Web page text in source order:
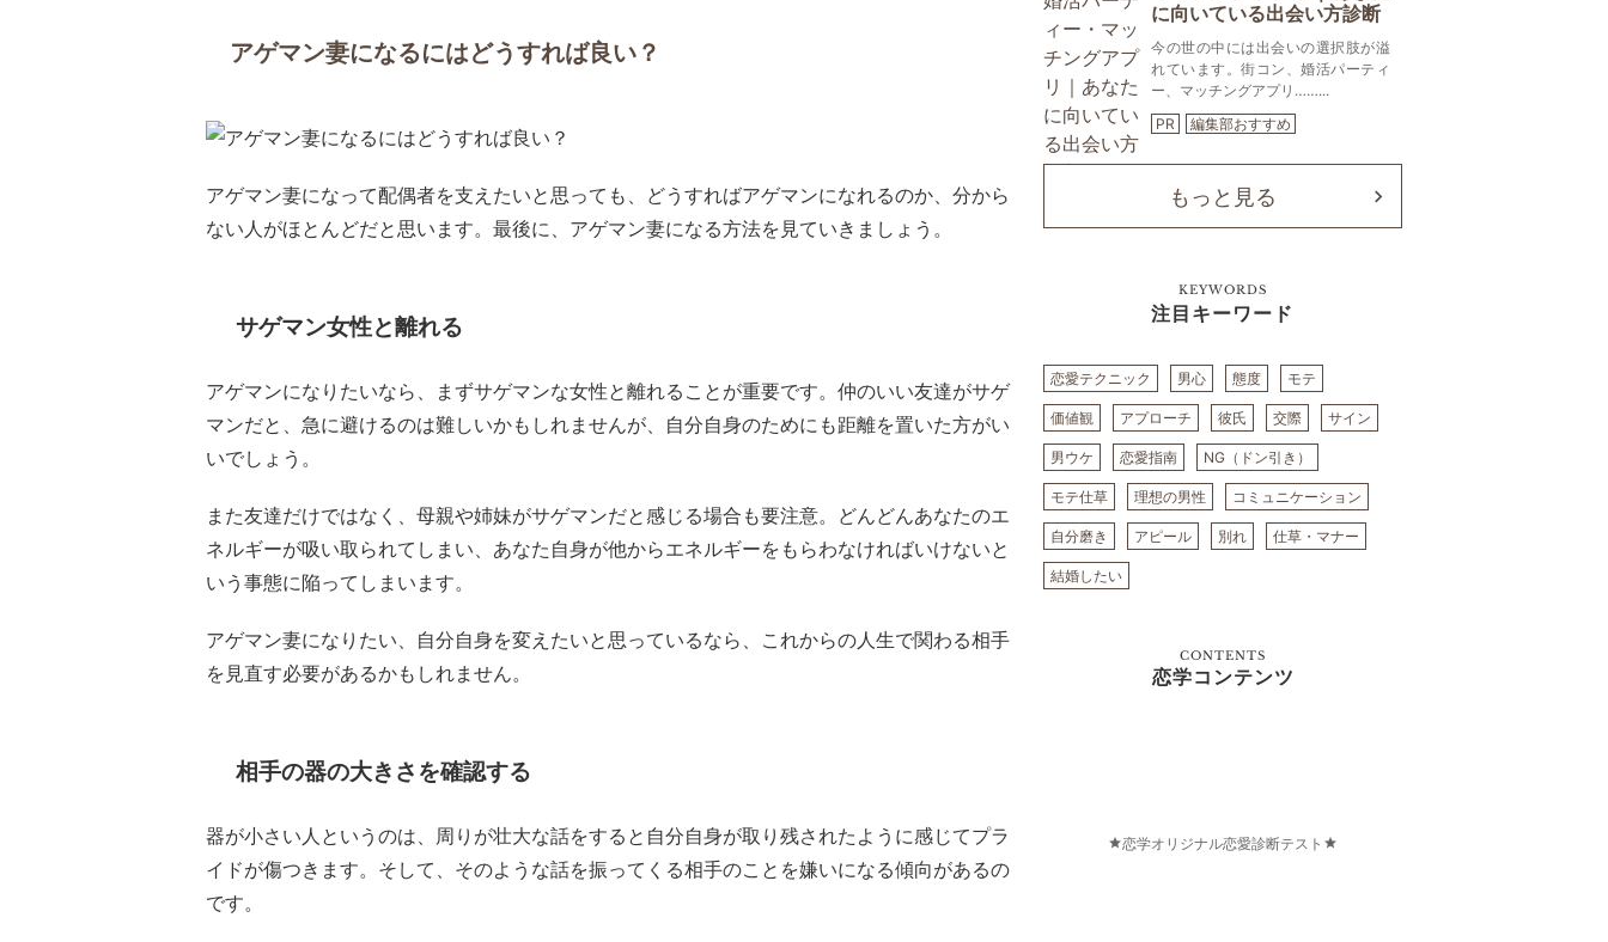
アゲマン妻になるにはどうすれば良い？
アゲマン妻になって配偶者を支えたいと思っても、どうすればアゲマンになれるのか、分から
ない人がほとんどだと思います。最後に、アゲマン妻になる方法を見ていきましょう。
サゲマン女性と離れる
アゲマンになりたいなら、まずサゲマンな女性と離れることが重要です。仲のいい友達がサゲ
マンだと、急に避けるのは難しいかもしれませんが、自分自身のためにも距離を置いた方がい
いでしょう。
また友達だけではなく、母親や姉妹がサゲマンだと感じる場合も要注意。どんどんあなたのエ
ネルギーが吸い取られてしまい、あなた自身が他からエネルギーをもらわなければいけないと
いう事態に陥ってしまいます。
アゲマン妻になりたい、自分自身を変えたいと思っているなら、これからの人生で関わる相手
を見直す必要があるかもしれません。
相手の器の大きさを確認する
器が小さい人というのは、周りが壮大な話をすると自分自身が取り残されたように感じてプラ
イドが傷つきます。そして、そのような話を振ってくる相手のことを嫌いになる傾向があるの
です。
に向いている出会い方診断
今の世の中には出会いの選択肢が溢
れています。街コン、婚活パーティ
ー、マッチングアプリ……...
PR
編集部おすすめ
もっと見る
KEYWORDS
注目キーワード
恋愛テクニック 男心 態度 モテ
価値観 アプローチ 彼氏 交際 サイン
男ウケ 恋愛指南 NG（ドン引き）
モテ仕草 理想の男性 コミュニケーション
自分磨き アピール 別れ 仕草・マナー
結婚したい
CONTENTS
恋学コンテンツ
恋学オリジナル恋愛診断テスト